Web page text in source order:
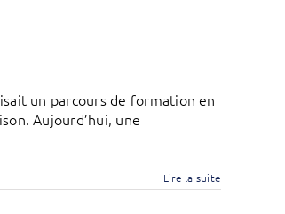
un parcours de formation en
Aujourd’hui, une
Lire la suite